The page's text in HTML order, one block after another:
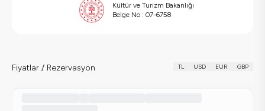
Kültür ve Turizm Bakanlığı
Belge No : 07-6758
Fiyatlar / Rezervasyon TL USD EUR GBP